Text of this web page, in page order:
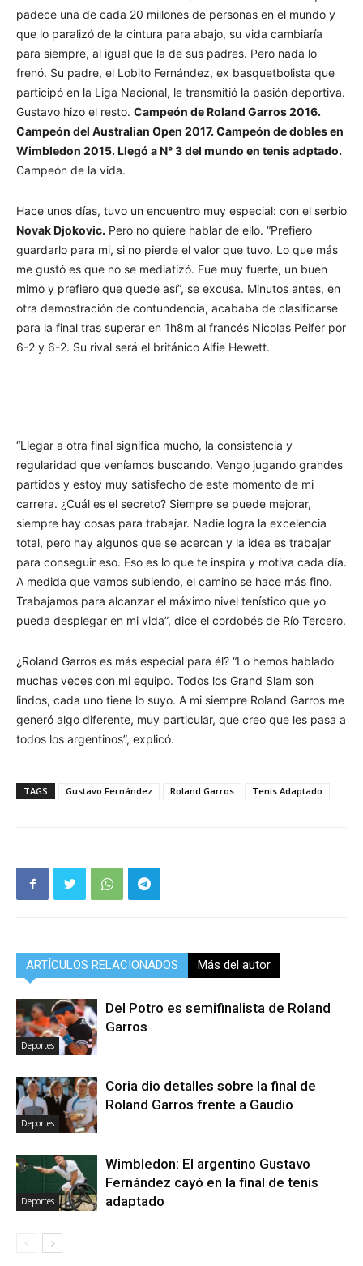
padece una de cada 20 millones de personas en el mundo y
que lo paralizó de la cintura para abajo, su vida cambiaría
para siempre, al igual que la de sus padres. Pero nada lo
frenó. Su padre, el Lobito Fernández, ex basquetbolista que
participó en la Liga Nacional, le transmitió la pasión deportiva.
Gustavo hizo el resto. Campeón de Roland Garros 2016.
Campeón del Australian Open 2017. Campeón de dobles en
Wimbledon 2015. Llegó a N° 3 del mundo en tenis adptado.
Campeón de la vida.
Hace unos días, tuvo un encuentro muy especial: con el serbio
Novak Djokovic. Pero no quiere hablar de ello. “Prefiero
guardarlo para mi, si no pierde el valor que tuvo. Lo que más
me gustó es que no se mediatizó. Fue muy fuerte, un buen
mimo y prefiero que quede así”, se excusa. Minutos antes, en
otra demostración de contundencia, acababa de clasificarse
para la final tras superar en 1h8m al francés Nicolas Peifer por
6-2 y 6-2. Su rival será el británico Alfie Hewett.
“Llegar a otra final significa mucho, la consistencia y
regularidad que veníamos buscando. Vengo jugando grandes
partidos y estoy muy satisfecho de este momento de mi
carrera. ¿Cuál es el secreto? Siempre se puede mejorar,
siempre hay cosas para trabajar. Nadie logra la excelencia
total, pero hay algunos que se acercan y la idea es trabajar
para conseguir eso. Eso es lo que te inspira y motiva cada día.
A medida que vamos subiendo, el camino se hace más fino.
Trabajamos para alcanzar el máximo nivel tenístico que yo
pueda desplegar en mi vida”, dice el cordobés de Río Tercero.
¿Roland Garros es más especial para él? “Lo hemos hablado
muchas veces con mi equipo. Todos los Grand Slam son
lindos, cada uno tiene lo suyo. A mi siempre Roland Garros me
generó algo diferente, muy particular, que creo que les pasa a
todos los argentinos”, explicó.
TAGS Gustavo Fernández Roland Garros Tenis Adaptado
ARTÍCULOS RELACIONADOS Más del autor
Deportes
Del Potro es semifinalista de Roland
Garros
Deportes
Coria dio detalles sobre la final de
Roland Garros frente a Gaudio
Deportes
Wimbledon: El argentino Gustavo
Fernández cayó en la final de tenis
adaptado